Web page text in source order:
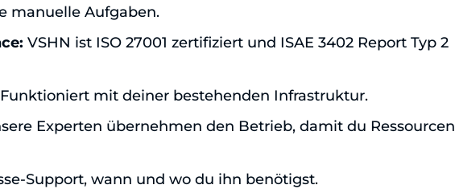
manuelle Aufgaben.
VSHN ist ISO 27001 zertifiziert und ISAE 3402 Report Typ 2
Funktioniert mit deiner bestehenden Infrastruktur.
Experten übernehmen den Betrieb, damit du Ressourcen
Support, wann und wo du ihn benötigst.